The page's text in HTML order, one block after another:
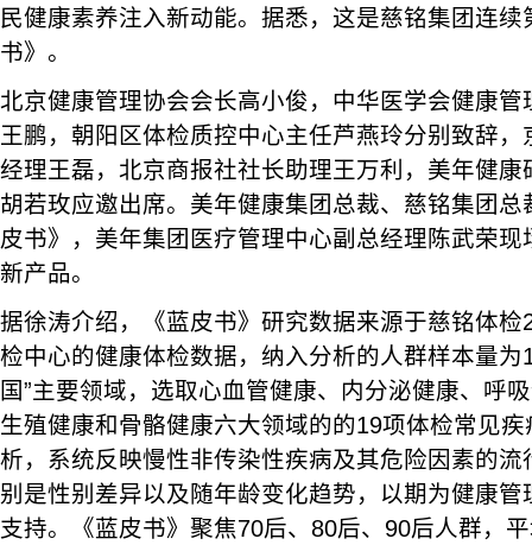
民健康素养注入新动能。据悉，这是慈铭集团连续
书》。
北京健康管理协会会长高小俊，中华医学会健康
王鹏，朝阳区体检质控中心主任芦燕玲分别致辞
经理王磊，北京商报社社长助理王万利，美年健
胡若玫应邀出席。美年健康集团总裁、慈铭集团
皮书》，美年集团医疗管理中心副总经理陈武荣
新产品。
据徐涛介绍，《蓝皮书》研究数据来源于慈铭体
检中心的健康体检数据，纳入分析的人群样本量为
国”主要领域，选取心血管健康、内分泌健康、呼
生殖健康和骨骼健康六大领域的的19项体检常见
析，系统反映慢性非传染性疾病及其危险因素的
别是性别差异以及随年龄变化趋势，以期为健康
支持。《蓝皮书》聚焦70后、80后、90后人群，